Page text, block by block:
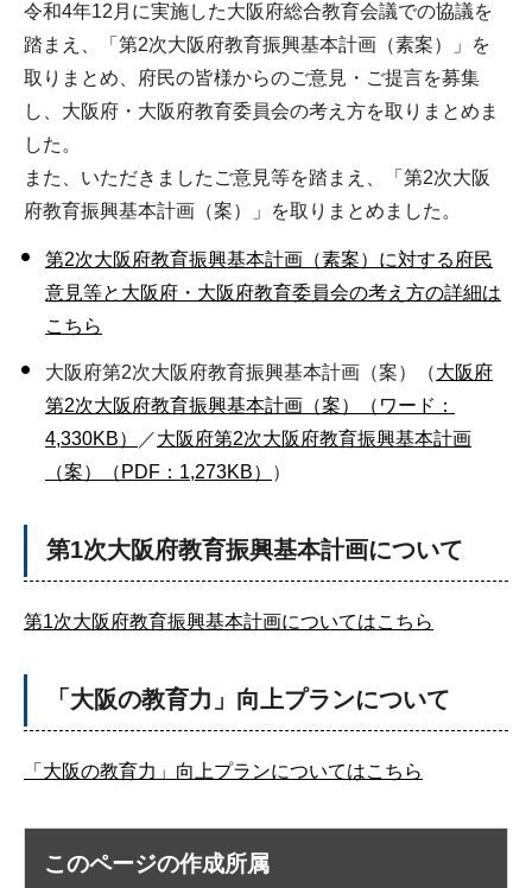
令和4年12月に実施した大阪府総合教育会議での協議を
踏まえ、「第2次大阪府教育振興基本計画（素案）」を
取りまとめ、府民の皆様からのご意見・ご提言を募集
し、大阪府・大阪府教育委員会の考え方を取りまとめま
した。
また、いただきましたご意見等を踏まえ、「第2次大阪
府教育振興基本計画（案）」を取りまとめました。
第2次大阪府教育振興基本計画（素案）に対する府民
意見等と大阪府・大阪府教育委員会の考え方の詳細は
こちら
大阪府第2次大阪府教育振興基本計画（案）（大阪府
第2次大阪府教育振興基本計画（案）（ワード：
4,330KB）
／大阪府第2次大阪府教育振興基本計画
（案）（PDF：1,273KB）
）
第1次大阪府教育振興基本計画について
第1次大阪府教育振興基本計画についてはこちら
「大阪の教育力」向上プランについて
「大阪の教育力」向上プランについてはこちら
このページの作成所属